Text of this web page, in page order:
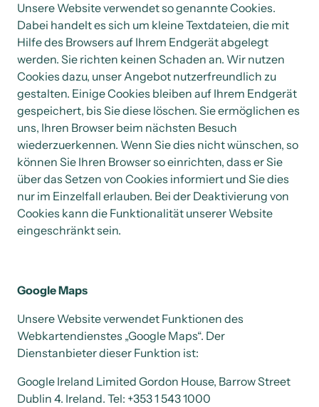
Unsere Website verwendet so genannte Cookies.
Dabei handelt es sich um kleine Textdateien, die mit
Hilfe des Browsers auf Ihrem Endgerät abgelegt
werden. Sie richten keinen Schaden an. Wir nutzen
Cookies dazu, unser Angebot nutzerfreundlich zu
gestalten. Einige Cookies bleiben auf Ihrem Endgerät
gespeichert, bis Sie diese löschen. Sie ermöglichen es
uns, Ihren Browser beim nächsten Besuch
wiederzuerkennen. Wenn Sie dies nicht wünschen, so
können Sie Ihren Browser so einrichten, dass er Sie
über das Setzen von Cookies informiert und Sie dies
nur im Einzelfall erlauben. Bei der Deaktivierung von
Cookies kann die Funktionalität unserer Website
eingeschränkt sein.
Google Maps
Unsere Website verwendet Funktionen des
Webkartendienstes „Google Maps“. Der
Dienstanbieter dieser Funktion ist:
Google Ireland Limited Gordon House, Barrow Street
Dublin 4. Ireland. Tel: +353 1 543 1000